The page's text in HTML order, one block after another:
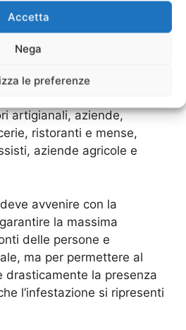
Accetta
Nega
le preferenze
su misura.
invadono facilmente gli
artigianali, aziende,
ristoranti e mense,
aziende agricole e
avvenire con la
la massima
delle persone e
ma per permettere al
drasticamente la presenza
l’infestazione si ripresenti